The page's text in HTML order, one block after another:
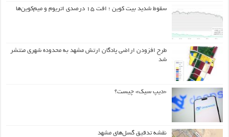
سقوط شدید بیت کوین ؛ افت ۱۵ درصدی اتریوم و میم‌کوین‌ها
طرح افزودن اراضی پادگان ارتش مشهد به محدوده شهری منتشر
شد
«دیپ سیک» چیست؟
نقشه تدقیق گسل‌های مشهد